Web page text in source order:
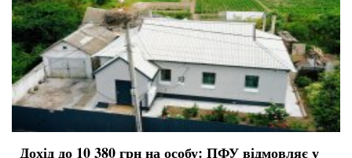
Дохід до 10 380 грн на особу: ПФУ відмовляє у